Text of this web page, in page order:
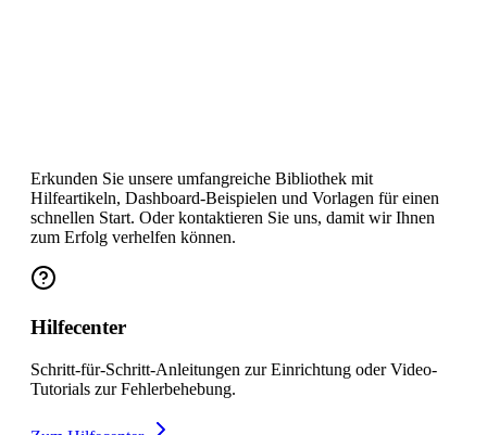
Erkunden Sie unsere umfangreiche Bibliothek mit
Hilfeartikeln, Dashboard-Beispielen und Vorlagen für einen
schnellen Start. Oder kontaktieren Sie uns, damit wir Ihnen
zum Erfolg verhelfen können.
Hilfecenter
Schritt-für-Schritt-Anleitungen zur Einrichtung oder Video-
Tutorials zur Fehlerbehebung.